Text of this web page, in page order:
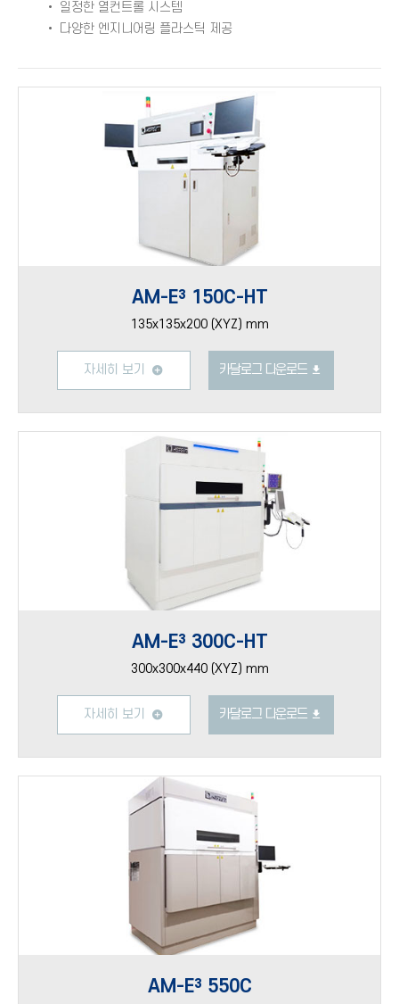
• 일정한 열컨트롤 시스템
• 다양한 엔지니어링 플라스틱 제공
AM-E³ 150C-HT
135x135x200 (XYZ) mm
자세히 보기 카달로그 다운로드
AM-E³ 300C-HT
300x300x440 (XYZ) mm
자세히 보기 카달로그 다운로드
AM-E³ 550C